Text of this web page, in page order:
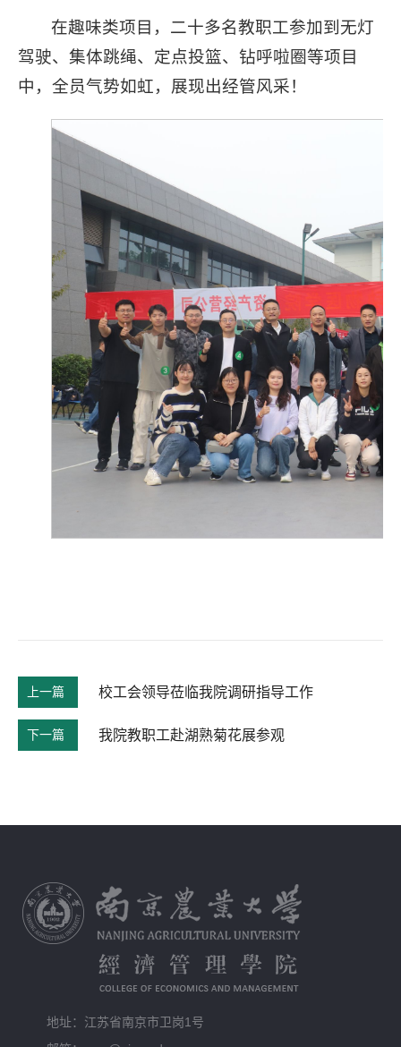
在趣味类项目，二十多名教职工参加到无灯
驾驶、集体跳绳、定点投篮、钻呼啦圈等项目
中，全员气势如虹，展现出经管风采！
上一篇 校工会领导莅临我院调研指导工作
下一篇 我院教职工赴湖熟菊花展参观
地址：江苏省南京市卫岗1号